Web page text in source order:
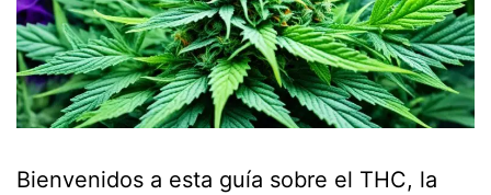
Bienvenidos a esta guía sobre el THC, la